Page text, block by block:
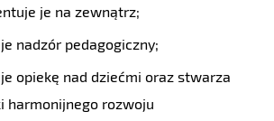
je na zewnątrz;
nadzór pedagogiczny;
opiekę nad dziećmi oraz stwarza
harmonijnego rozwoju